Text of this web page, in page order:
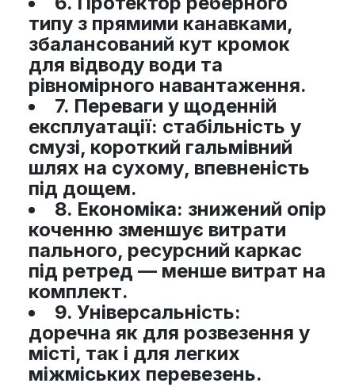
типу з прямими канавками,
збалансований кут кромок
для відводу води та
рівномірного навантаження.
7. Переваги у щоденній
експлуатації: стабільність у
смузі, короткий гальмівний
шлях на сухому, впевненість
під дощем.
8. Економіка: знижений опір
коченню зменшує витрати
пального, ресурсний каркас
під ретред — менше витрат на
комплект.
9. Універсальність:
доречна як для розвезення у
місті, так і для легких
міжміських перевезень.